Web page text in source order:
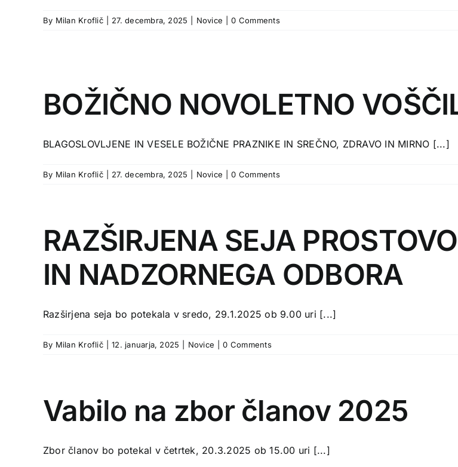
By Milan Kroflič 27. decembra, 2025 Novice 0 Comments
BOŽIČNO NOVOLETNO
BLAGOSLOVLJENE IN VESELE BOŽIČNE PRAZNIKE IN SREČNO, ZDRAVO IN MIRNO [...]
By Milan Kroflič 27. decembra, 2025 Novice 0 Comments
RAZŠIRJENA SEJA
IN NADZORNEGA ODBORA
Razširjena seja bo potekala v sredo, 29.1.2025 ob 9.00 uri [...]
By Milan Kroflič 12. januarja, 2025 Novice 0 Comments
Vabilo na zbor članov 2025
Zbor članov bo potekal v četrtek, 20.3.2025 ob 15.00 uri [...]